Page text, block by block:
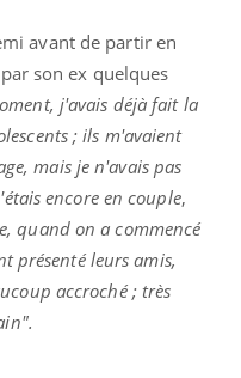
avant de partir en
son ex quelques
j'avais déjà fait la
; ils m'avaient
mais je n'avais pas
encore en couple,
quand on a commencé
présenté leurs amis,
accroché ; très